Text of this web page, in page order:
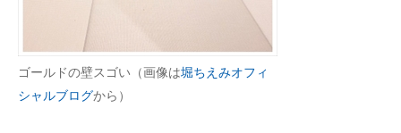
企業向けIT製品の総合サイト
IT製品の技術・比較・事例
製造業のIT導入・活用を支援
ゴールドの壁スゴい（画像は堀ちえみオフィ
シャルブログから）